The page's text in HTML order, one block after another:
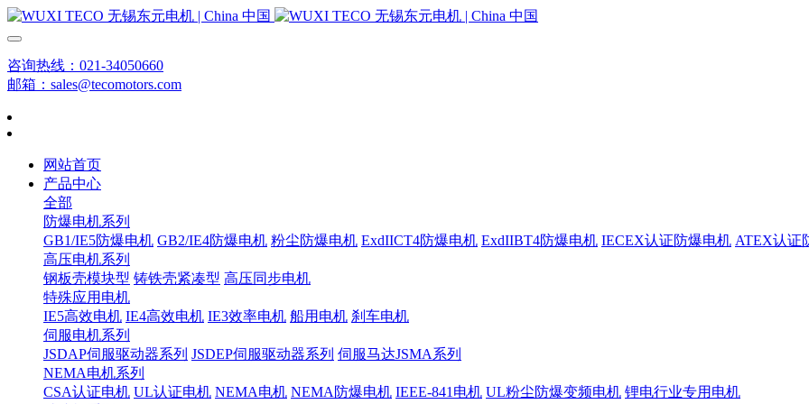
咨询热线：021-34050660
邮箱：sales@tecomotors.com
网站首页
产品中心
全部
防爆电机系列
GB1/IE5防爆电机 GB2/IE4防爆电机 粉尘防爆电机 ExdIICT4防爆电机 ExdIIBT4防爆电机 IECEX认证防爆电机 ATEX认证
高压电机系列
钢板壳模块型 铸铁壳紧凑型 高压同步电机
特殊应用电机
IE5高效电机 IE4高效电机 IE3效率电机 船用电机 刹车电机
伺服电机系列
JSDAP伺服驱动器系列 JSDEP伺服驱动器系列 伺服马达JSMA系列
NEMA电机系列
CSA认证电机 UL认证电机 NEMA电机 NEMA防爆电机 IEEE-841电机 UL粉尘防爆变频电机 锂电行业专用电机